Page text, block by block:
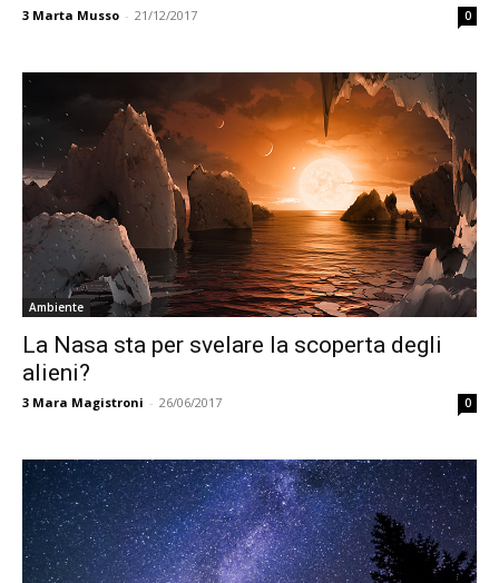
3 Marta Musso - 21/12/2017 0
Ambiente
La Nasa sta per svelare la scoperta degli
alieni?
3 Mara Magistroni - 26/06/2017 0